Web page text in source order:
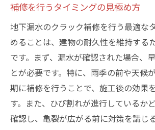
補修を行うタイミングの見極め方
地下漏水のクラック補修を行う最適な
めることは、建物の耐久性を維持する
です。まず、漏水が確認された場合、
とが必要です。特に、雨季の前や天候
期に補修を行うことで、施工後の効果
す。また、ひび割れが進行しているか
確認し、亀裂が広がる前に対策を講じ